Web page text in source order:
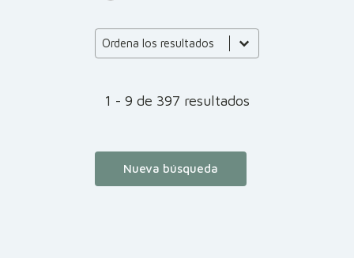
Product Order
Ordena los resultados
Product Order
1 - 9 de 397 resultados
Nueva búsqueda